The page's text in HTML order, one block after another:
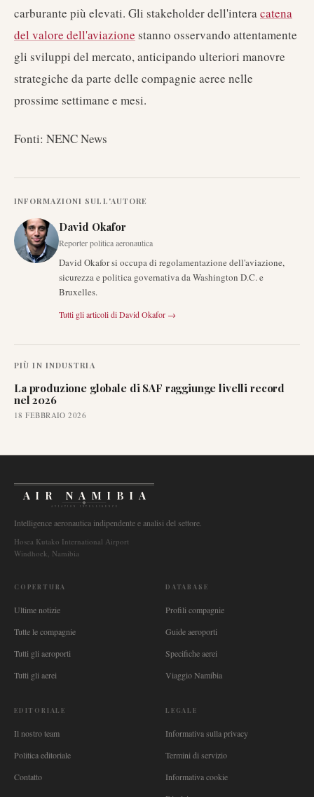
carburante più elevati. Gli stakeholder dell'interacatena
del valore dell'aviazione stanno osservando attentamente
gli sviluppi del mercato, anticipando ulteriori manovre
strategiche da parte delle compagnie aeree nelle
prossime settimane e mesi.
Fonti: NENC News
INFORMAZIONI SULL'AUTORE
David Okafor
Reporter politica aeronautica
David Okafor si occupa di regolamentazione dell'aviazione,
sicurezza e politica governativa da Washington D.C. e
Bruxelles.
Tutti gli articoli diDavid Okafor →
PIÙ IN INDUSTRIA
La produzione globale di SAF raggiunge livelli record
nel 2026
18 FEBBRAIO 2026
AIR NAMIBIA
AVIATION INTELLIGENCE
Intelligence aeronautica indipendente e analisi del settore.
Hosea Kutako International Airport
Windhoek, Namibia
COPERTURA
Ultime notizie
Tutte le compagnie
Tutti gli aeroporti
Tutti gli aerei
DATABASE
Profili compagnie
Guide aeroporti
Specifiche aerei
Viaggio Namibia
EDITORIALE
Il nostro team
Politica editoriale
Contatto
LEGALE
Informativa sulla privacy
Termini di servizio
Informativa cookie